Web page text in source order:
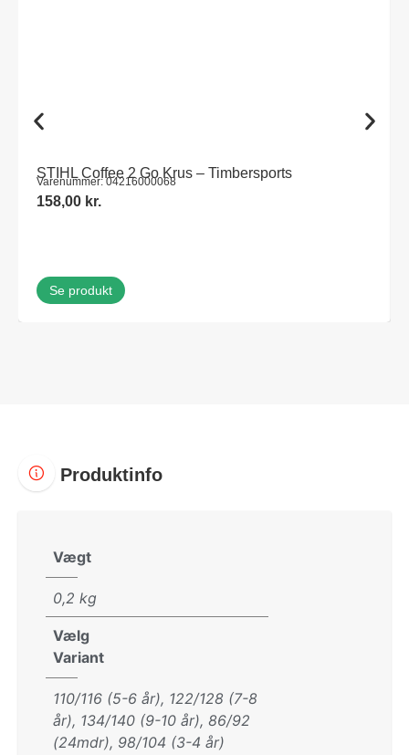
STIHL Coffee 2 Go Krus – Timbersports
Varenummer: 04216000068
158,00 kr.
Se produkt
Produktinfo
Vægt
0,2 kg
Vælg
Variant
110/116 (5-6 år), 122/128 (7-8
år), 134/140 (9-10 år), 86/92
(24mdr), 98/104 (3-4 år)